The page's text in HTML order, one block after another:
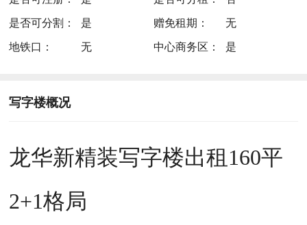
是否可分割： 是 赠免租期： 无
地铁口： 无 中心商务区： 是
写字楼概况
龙华新精装写字楼出租160平
2+1格局